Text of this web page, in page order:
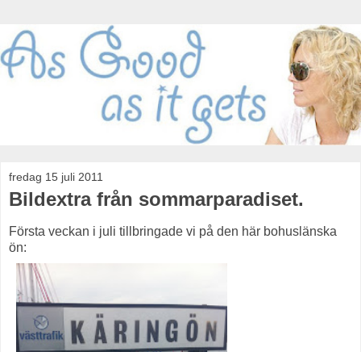
fredag 15 juli 2011
Bildextra från sommarparadiset.
Första veckan i juli tillbringade vi på den här bohuslänska
ön: